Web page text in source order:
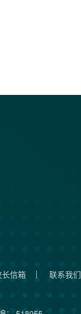
长信箱 联系我们